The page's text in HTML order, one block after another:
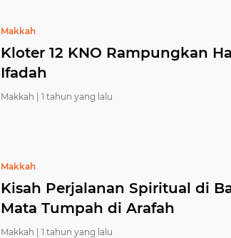
Makkah
Kloter 12 KNO Rampungkan
Ifadah
Makkah | 1 tahun yang lalu
Makkah
Kisah Perjalanan Spiritual di
Mata Tumpah di Arafah
Makkah | 1 tahun yang lalu